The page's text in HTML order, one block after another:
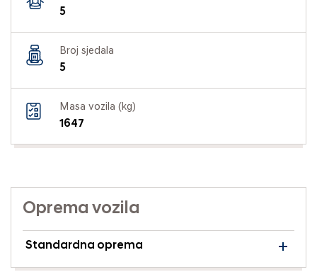
5
Broj sjedala
5
Masa vozila (kg)
1647
Oprema vozila
Standardna oprema